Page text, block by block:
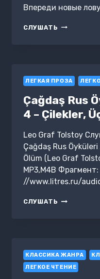
Впереди новые
СЛУШАТЬ ВИХРЬ
ПРИДЁТСЯ
ЛЕГКАЯ ПРОЗА
Çağdaş Rus
4 – Çilekler,
Leo Graf Tolstoy
Çağdaş Rus
Ölüm (Leo Graf
MP3,M4B
//www.litres.ru/
СЛУШАТЬ ÇAĞDAŞ
ÇILEKLER,
ÜÇ
ÖLÜM
КЛАССИКА ЖАНРА
ЛЕГКОЕ ЧТЕНИЕ